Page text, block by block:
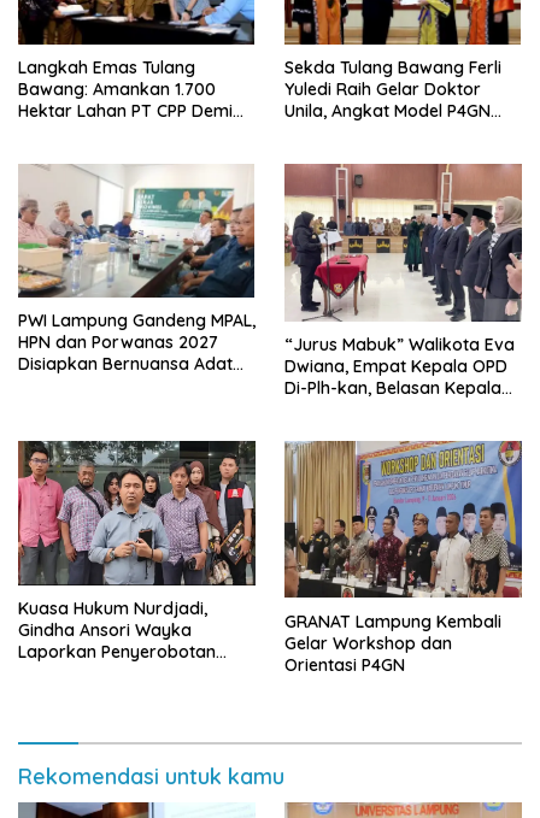
Langkah Emas Tulang
Bawang: Amankan 1.700
Hektar Lahan PT CPP Demi
Sekda Tulang Bawang Ferli
Yuledi Raih Gelar Doktor
Unila, Angkat Model P4GN
PWI Lampung Gandeng MPAL,
HPN dan Porwanas 2027
Disiapkan Bernuansa Adat
“Jurus Mabuk” Walikota Eva
Dwiana, Empat Kepala OPD
Di-Plh-kan, Belasan Kepala
Kuasa Hukum Nurdjadi,
Gindha Ansori Wayka
Laporkan Penyerobotan
GRANAT Lampung Kembali
Gelar Workshop dan
Orientasi P4GN
Rekomendasi untuk kamu